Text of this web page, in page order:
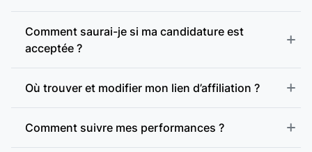
Comment saurai-je si ma candidature est
acceptée ?
Où trouver et modifier mon lien d’affiliation ?
Comment suivre mes performances ?